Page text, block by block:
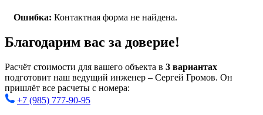
Ошибка: Контактная форма не найдена.
Благодарим вас за доверие!
Расчёт стоимости для вашего объекта в 3 вариантах
подготовит наш ведущий инженер – Сергей Громов. Он
пришлёт все расчеты с номера:
+7 (985) 777-90-95